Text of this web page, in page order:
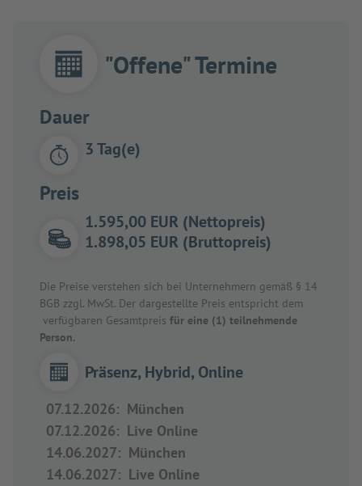
"Offene" Termine
Dauer
3 Tag(e)
Preis
1.595,00 EUR (Nettopreis)
1.898,05 EUR (Bruttopreis)
Die Preise verstehen sich bei Unternehmern gemäß § 14
BGB zzgl. MwSt. Der dargestellte Preis entspricht dem
verfügbaren Gesamtpreis für eine (1) teilnehmende
Person.
Präsenz, Hybrid, Online
07.12.2026: München
07.12.2026: Live Online
14.06.2027: München
14.06.2027: Live Online